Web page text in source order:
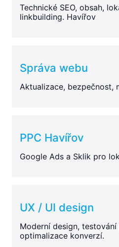
Technické SEO, obsah,
linkbuilding. Havířov
Správa webu
Aktualizace, bezpečnost,
PPC Havířov
Google Ads a Sklik pro
UX / UI design
Moderní design,
optimalizace konverzí.